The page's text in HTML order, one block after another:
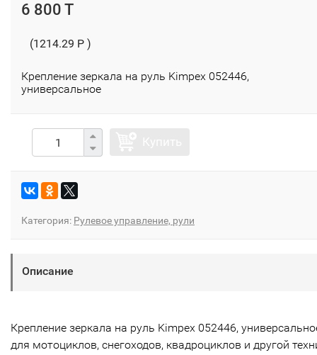
6 800 T
(1214.29 P )
Крепление зеркала на руль Kimpex 052446,
универсальное
Категория: Рулевое управление, рули
Описание
Крепление зеркала на руль Kimpex 052446,
для мотоциклов, снегоходов, квадроциклов и другой